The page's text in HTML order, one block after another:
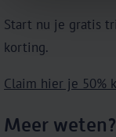
Start nu je gratis
korting.
Claim hier je 50%
Meer weten?